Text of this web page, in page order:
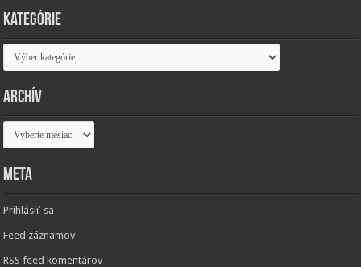
Kategórie
Kategórie
Archív
Archív
Meta
Prihlásiť sa
Feed záznamov
RSS feed komentárov